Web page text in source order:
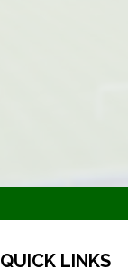
QUICK LINKS